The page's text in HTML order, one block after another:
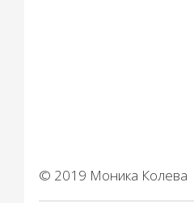
© 2019 Моника Колева